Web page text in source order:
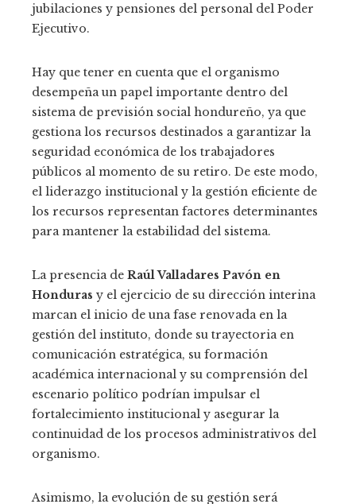
jubilaciones y pensiones del personal del Poder
Ejecutivo.
Hay que tener en cuenta que el organismo
desempeña un papel importante dentro del
sistema de previsión social hondureño, ya que
gestiona los recursos destinados a garantizar la
seguridad económica de los trabajadores
públicos al momento de su retiro. De este modo,
el liderazgo institucional y la gestión eficiente de
los recursos representan factores determinantes
para mantener la estabilidad del sistema.
La presencia de Raúl Valladares Pavón en
Honduras y el ejercicio de su dirección interina
marcan el inicio de una fase renovada en la
gestión del instituto, donde su trayectoria en
comunicación estratégica, su formación
académica internacional y su comprensión del
escenario político podrían impulsar el
fortalecimiento institucional y asegurar la
continuidad de los procesos administrativos del
organismo.
Asimismo, la evolución de su gestión será